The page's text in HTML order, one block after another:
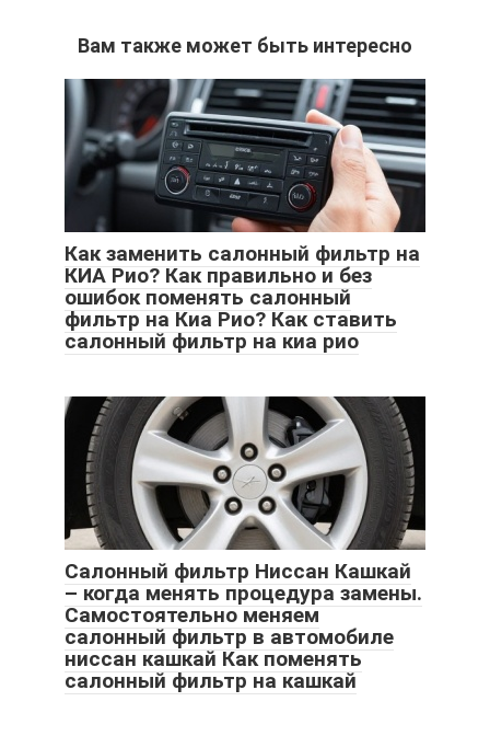
Вам также может быть интересно
Как заменить салонный фильтр на
КИА Рио? Как правильно и без
ошибок поменять салонный
фильтр на Киа Рио? Как ставить
салонный фильтр на киа рио
Салонный фильтр Ниссан Кашкай
– когда менять процедура замены.
Самостоятельно меняем
салонный фильтр в автомобиле
ниссан кашкай Как поменять
салонный фильтр на кашкай